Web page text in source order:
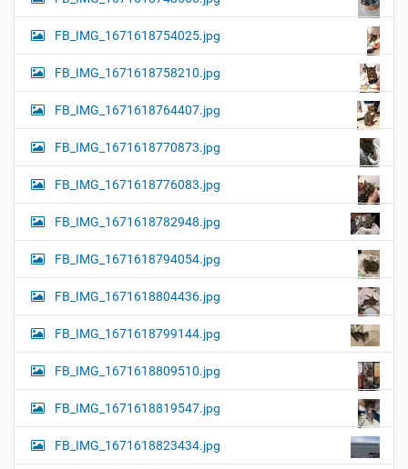
FB_IMG_1671618754025.jpg
FB_IMG_1671618758210.jpg
FB_IMG_1671618764407.jpg
FB_IMG_1671618770873.jpg
FB_IMG_1671618776083.jpg
FB_IMG_1671618782948.jpg
FB_IMG_1671618794054.jpg
FB_IMG_1671618804436.jpg
FB_IMG_1671618799144.jpg
FB_IMG_1671618809510.jpg
FB_IMG_1671618819547.jpg
FB_IMG_1671618823434.jpg